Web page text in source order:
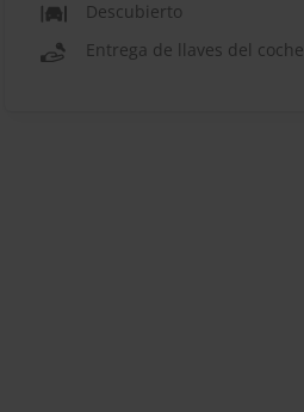
Descubierto
Entrega de llaves del coche